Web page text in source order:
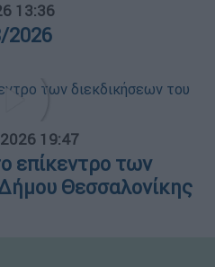
13:36
2026
19:47
επίκεντρο των
Θεσσαλονίκης